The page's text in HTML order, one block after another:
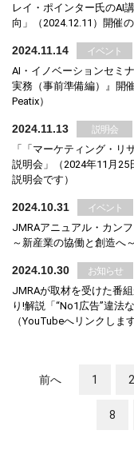
レイ・ポインター氏のAI
向」（2024.12.11）開催
2024.11.14 イベント
AI・イノベーションセミ
実務（事前準備編）』開
Peatix）
2024.11.13 説明会
「「マーケティング・リ
説明会」（2024年11月
説明会です）
2024.10.31 イベント
JMRAアニュアル・カン
～新産業の協働と創造へ
2024.10.30 お知らせ
JMRAが取材を受けた番
り!解説「“No1広告”違法
（YouTubeへリンクします
前へ 1 2
8